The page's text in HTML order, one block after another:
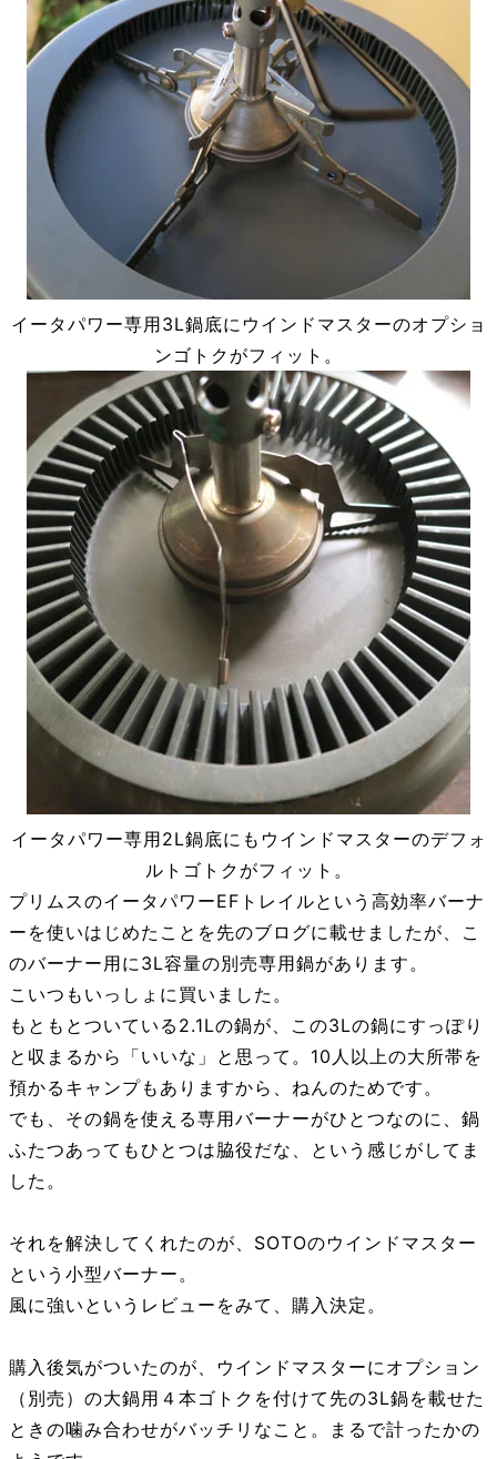
イータパワー専用3L鍋底にウインドマスターのオプショ
ンゴトクがフィット。
イータパワー専用2L鍋底にもウインドマスターのデフォ
ルトゴトクがフィット。
プリムスのイータパワーEFトレイルという高効率バーナ
ーを使いはじめたことを先のブログに載せましたが、こ
のバーナー用に3L容量の別売専用鍋があります。
こいつもいっしょに買いました。
もともとついている2.1Lの鍋が、この3Lの鍋にすっぽり
と収まるから「いいな」と思って。10人以上の大所帯を
預かるキャンプもありますから、ねんのためです。
でも、その鍋を使える専用バーナーがひとつなのに、鍋
ふたつあってもひとつは脇役だな、という感じがしてま
した。
それを解決してくれたのが、SOTOのウインドマスター
という小型バーナー。
風に強いというレビューをみて、購入決定。
購入後気がついたのが、ウインドマスターにオプション
（別売）の大鍋用４本ゴトクを付けて先の3L鍋を載せた
ときの噛み合わせがバッチリなこと。まるで計ったかの